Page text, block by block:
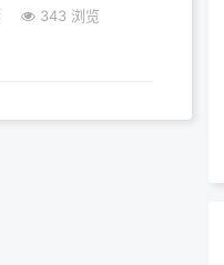
343 浏览